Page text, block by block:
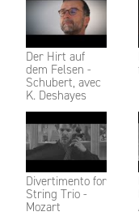
Der Hirt auf
dem Felsen -
Schubert, avec
K. Deshayes
Divertimento for
String Trio -
Mozart